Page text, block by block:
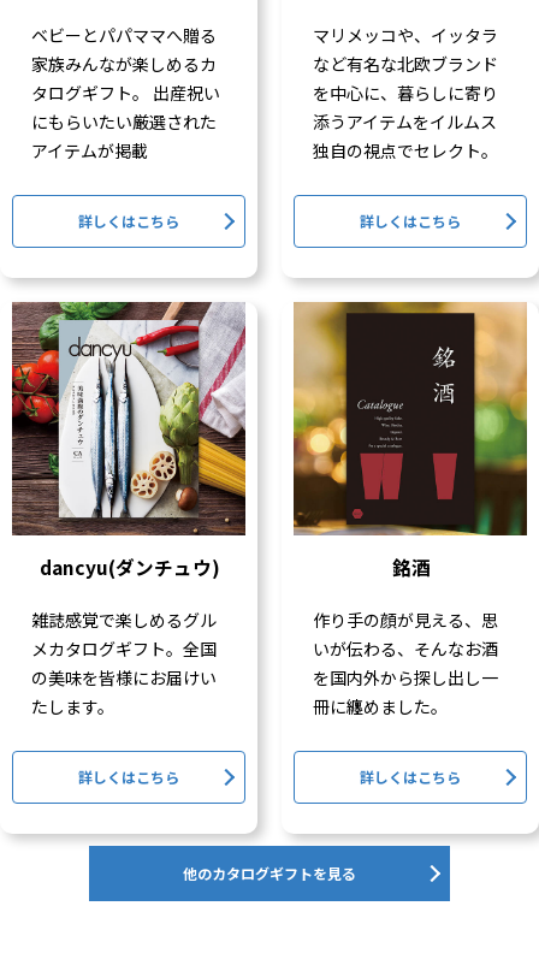
ベビーとパパママへ贈る
家族みんなが楽しめるカ
タログギフト。 出産祝い
にもらいたい厳選された
アイテムが掲載
詳しくはこちら
マリメッコや、イッタラ
など有名な北欧ブランド
を中心に、暮らしに寄り
添うアイテムをイルムス
独自の視点でセレクト。
詳しくはこちら
dancyu(ダンチュウ)
雑誌感覚で楽しめるグル
メカタログギフト。全国
の美味を皆様にお届けい
たします。
詳しくはこちら
銘酒
作り手の顔が見える、思
いが伝わる、そんなお酒
を国内外から探し出し一
冊に纏めました。
詳しくはこちら
他のカタログギフトを見る